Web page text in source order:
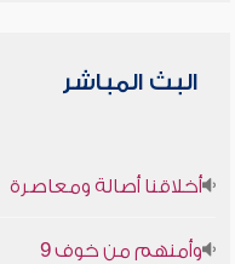
البث المباشر
أخلاقنا أصالة ومعاصرة
وأمنهم من خوف 9